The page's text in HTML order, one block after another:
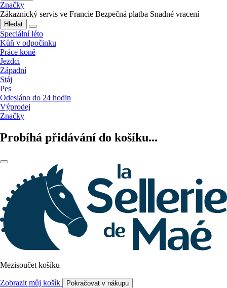
Značky
Zákaznický servis ve Francie Bezpečná platba Snadné vracení
Hledat
Speciální léto
Kůň v odpočinku
Práce koně
Jezdci
Západní
Stáj
Pes
Odesláno do 24 hodin
Výprodej
Značky
Probíhá přidávání do košíku...
Mezisoučet košíku
Zobrazit můj košík Pokračovat v nákupu